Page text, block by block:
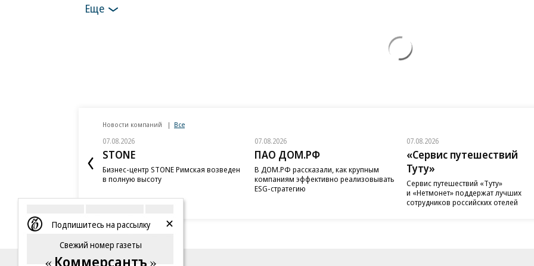
Еще
Новости компаний Все
07.08.2026
STONE
Бизнес-центр STONE Римская возведен
в полную высоту
07.08.2026
ПАО ДОМ.РФ
В ДОМ.РФ рассказали, как крупным
компаниям эффективно реализовывать
ESG-стратегию
07.08.2026
«Сервис путешествий
Туту»
Сервис путешествий «Туту»
и «Нетмонет» поддержат лучших
сотрудников российских отелей
Подпишитесь на рассылку
Свежий номер газеты
Коммерсантъ